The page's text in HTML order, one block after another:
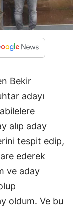
Bekir
adayı
alıp aday
tespit edip,
ederek
ve aday
oldum. Ve bu